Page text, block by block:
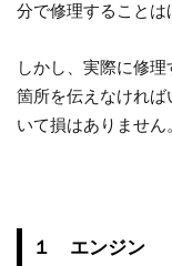
分で修理することは
しかし、実際に修
箇所を伝えなけれ
いて損はありません
１ エンジン